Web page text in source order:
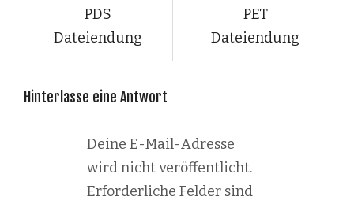
PDS
Dateiendung
PET
Dateiendung
Hinterlasse eine Antwort
Deine E-Mail-Adresse
wird nicht veröffentlicht.
Erforderliche Felder sind